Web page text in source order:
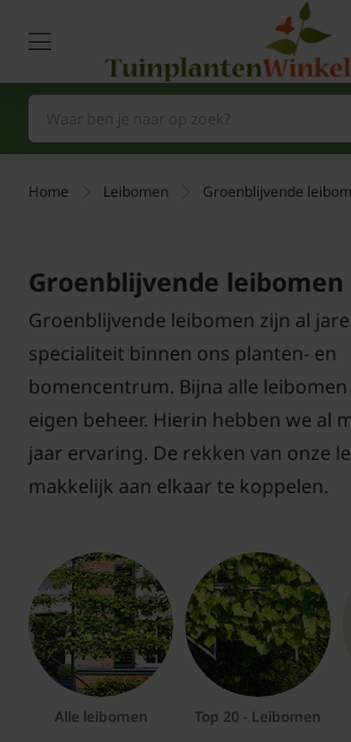
Home Leibomen Groenblijvende
Groenblijvende leibomen
Groenblijvende leibomen zijn al
specialiteit binnen ons planten- en
bomencentrum. Bijna alle
eigen beheer. Hierin hebben we al
jaar ervaring. De rekken van onze
makkelijk aan elkaar te koppelen.
Alle leibomen Top 20 - Leibomen